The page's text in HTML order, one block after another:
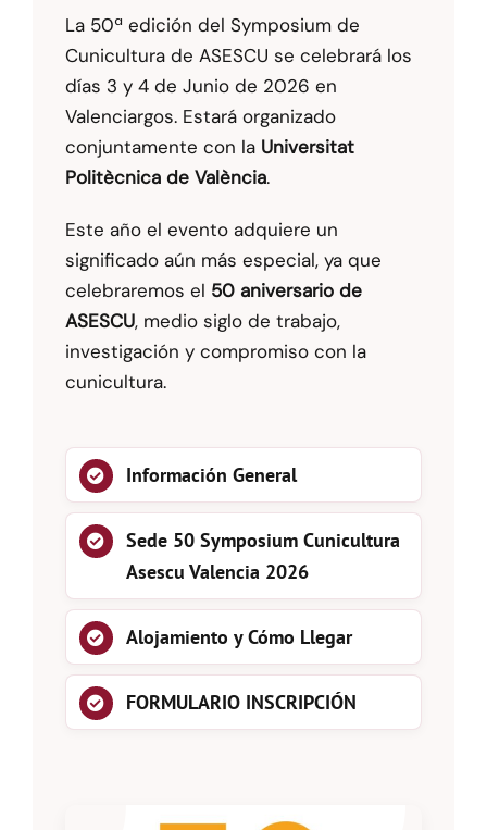
La 50ª edición del Symposium de
Cunicultura de ASESCU se celebrará los
días 3 y 4 de Junio de 2026 en
Valenciargos. Estará organizado
conjuntamente con la Universitat
Politècnica de València.
Este año el evento adquiere un
significado aún más especial, ya que
celebraremos el 50 aniversario de
ASESCU, medio siglo de trabajo,
investigación y compromiso con la
cunicultura.
Información General
Sede 50 Symposium Cunicultura
Asescu Valencia 2026
Alojamiento y Cómo Llegar
FORMULARIO INSCRIPCIÓN